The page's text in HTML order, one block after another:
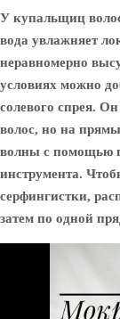
У купальщиц
вода увлажняет
неравномерно
условиях можно
солевого спрея.
волос, но на
волны с помощью
инструмента.
серфингистки,
затем по одной